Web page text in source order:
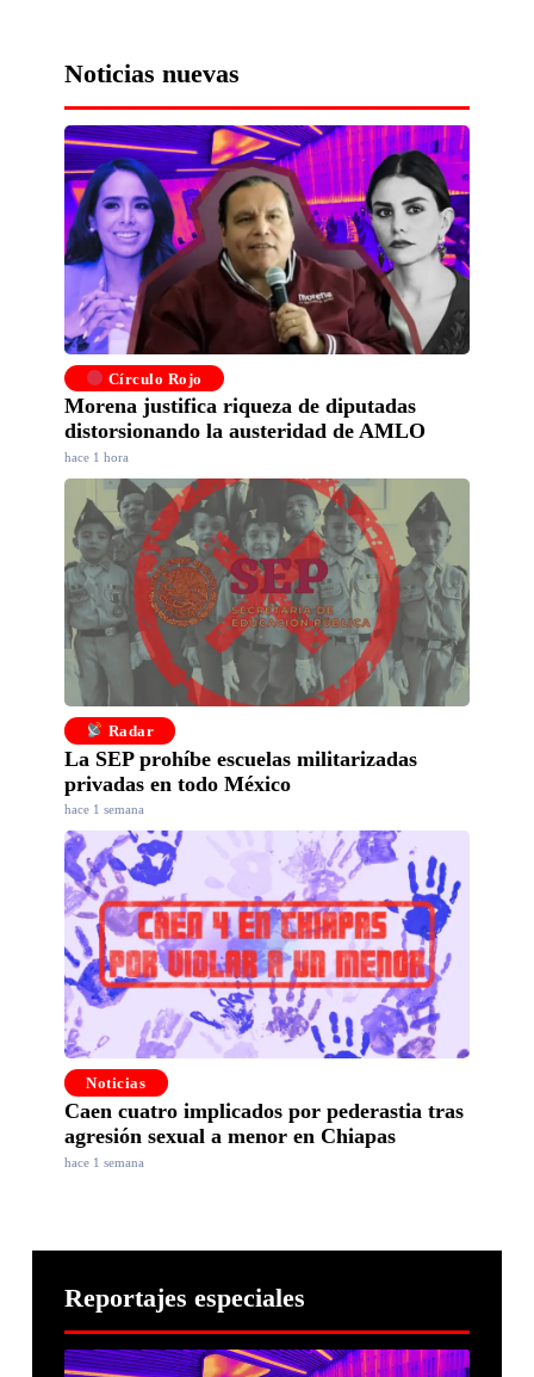
Noticias nuevas
Círculo Rojo
Morena justifica riqueza de diputadas
distorsionando la austeridad de AMLO
hace 1 hora
Radar
La SEP prohíbe escuelas militarizadas
privadas en todo México
hace 1 semana
Noticias
Caen cuatro implicados por pederastia tras
agresión sexual a menor en Chiapas
hace 1 semana
Reportajes especiales